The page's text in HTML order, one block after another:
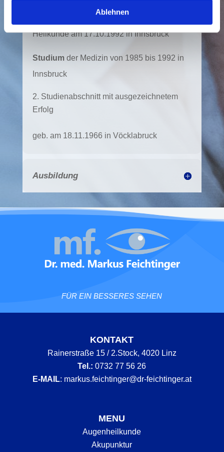
Ablehnen
zum Doktor der gesamten
Heilkunde am 17.10.1992 in Innsbruck
Studiumder Medizin von 1985 bis 1992 in
Innsbruck
Studienabschnitt mit ausgezeichnetem
Erfolg
geb. am 18.11.1966 in Vöcklabruck
Ausbildung
FÜR EIN BESSERES SEHEN
KONTAKT
Rainerstraße 15 / 2.Stock, 4020 Linz
Tel.: 0732 77 56 26
E-MAIL: markus.feichtinger@dr-feichtinger.at
MENU
Augenheilkunde
Akupunktur